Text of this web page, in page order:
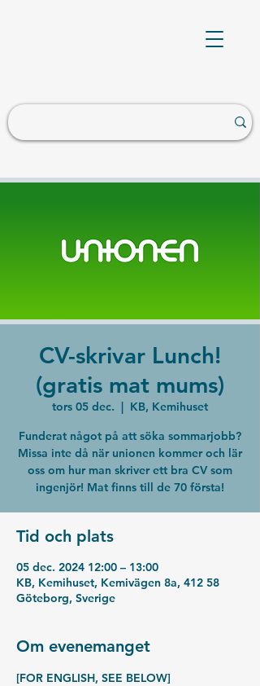
CV-skrivar Lunch!
(gratis mat mums)
tors 05 dec.
  |
KB, Kemihuset
Funderat något på att söka sommarjobb?
Missa inte då när unionen kommer och lär
oss om hur man skriver ett bra CV som
ingenjör! Mat finns till de 70 första!
Tid och plats
05 dec. 2024 12:00 – 13:00
KB, Kemihuset, Kemivägen 8a, 412 58
Göteborg, Sverige
Om evenemanget
[FOR ENGLISH, SEE BELOW]